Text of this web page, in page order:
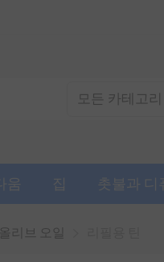
움 집 촛불과 디
리브 오일